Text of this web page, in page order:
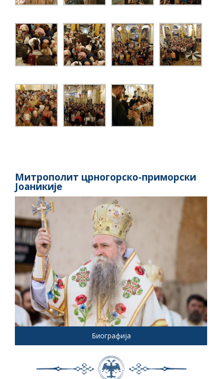
Митрополит црногорско-приморски
Јоаникије
Биографија